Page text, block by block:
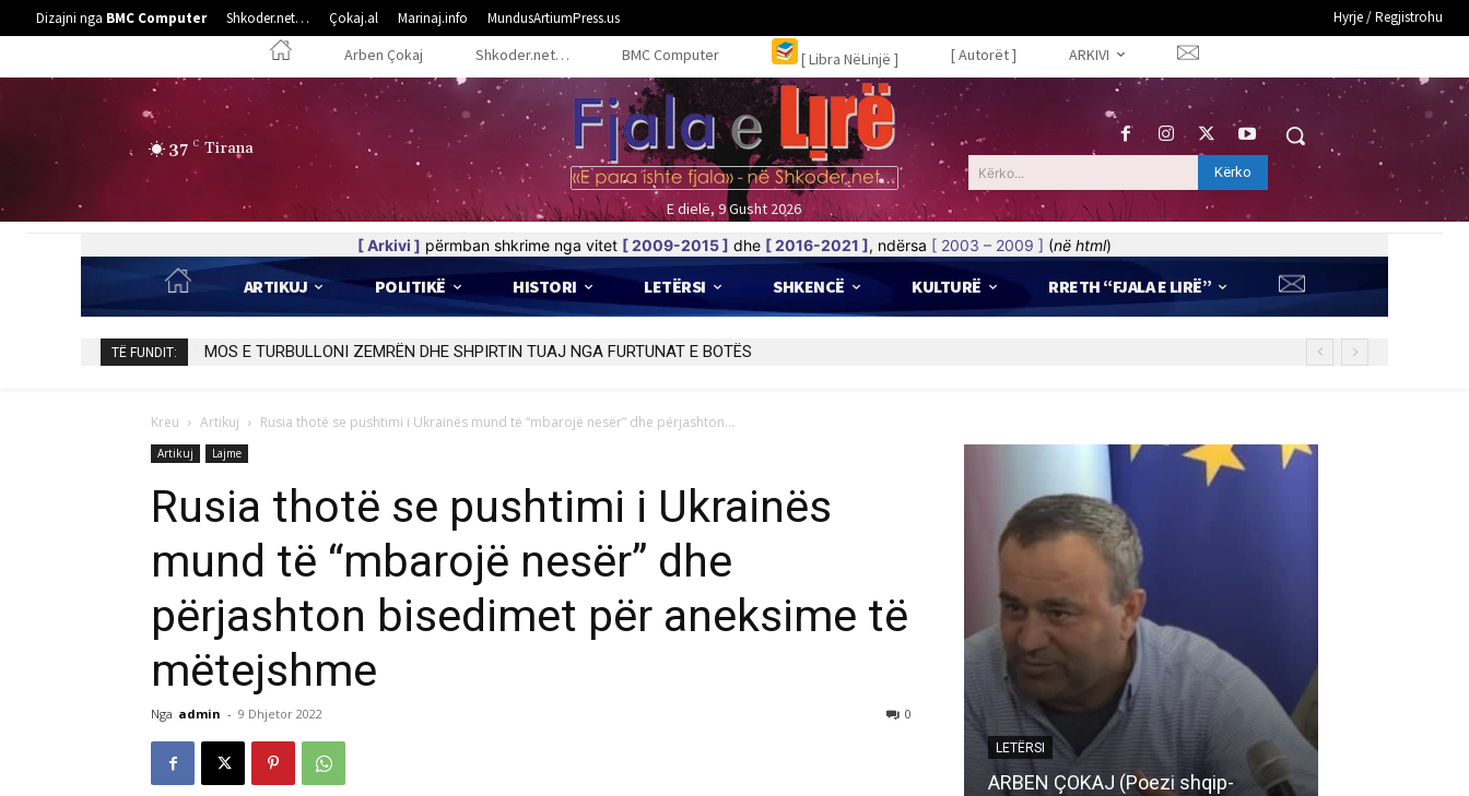
Dizajni nga BMC Computer Shkoder.net… Çokaj.al Marinaj.info MundusArtiumPress.us Hyrje / Regjistrohu
Arben Çokaj Shkoder.net… BMC Computer [ Libra NëLinjë ] [ Autorët ] ARKIVI
37 C Tirana
E dielë, 9 Gusht 2026
Kërko... Kërko
[ Arkivi ] përmban shkrime nga vitet [ 2009-2015 ] dhe [ 2016-2021 ], ndërsa [ 2003 – 2009 ] (në html)
ARTIKUJ POLITIKË HISTORI LETËRSI SHKENCË KULTURË RRETH “FJALA E LIRË”
TË FUNDIT: MOS E TURBULLONI ZEMRËN DHE SHPIRTIN TUAJ NGA FURTUNAT E BOTËS
Kreu Artikuj Rusia thotë se pushtimi i Ukrainës mund të “mbarojë nesër” dhe përjashton...
Artikuj Lajme
Rusia thotë se pushtimi i Ukrainës
mund të “mbarojë nesër” dhe
përjashton bisedimet për aneksime të
mëtejshme
Nga admin - 9 Dhjetor 2022 0
LETËRSI
ARBEN ÇOKAJ (Poezi shqip-